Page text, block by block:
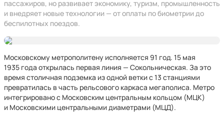
пассажиров, но развивает экономику, туризм, промышленность
и внедряет новые технологии — от оплаты по биометрии до
беспилотных поездов.
Московскому метрополитену исполняется 91 год. 15 мая
1935 года открылась первая линия — Сокольническая. За это
время столичная подземка из одной ветки с 13 станциями
превратилась в часть рельсового каркаса мегаполиса. Метро
интегрировано с Московским центральным кольцом (МЦК)
и Московскими центральными диаметрами (МЦД).